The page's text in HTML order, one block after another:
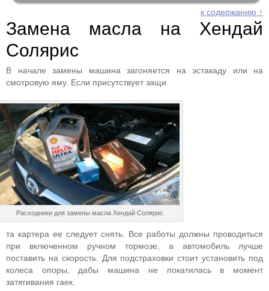
к содержанию ↑
Замена масла на Хендай
Солярис
В начале замены машина загоняется на эстакаду или на
смотровую яму. Если присутствует защи
Расходники для замены масла Хендай Солярис
та картера ее следует снять. Все работы должны проводиться
при включенном ручном тормозе, а автомобиль лучше
поставить на скорость. Для подстраховки стоит установить под
колеса опоры, дабы машина не покатилась в момент
затягивания гаек.